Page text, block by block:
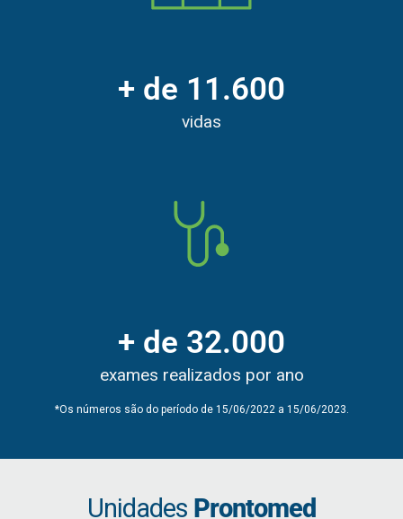
vidas
+ de 11.600
exames realizados por ano
+ de 32.000
*Os números são do período de 15/06/2022 a 15/06/2023.
Unidades Prontomed